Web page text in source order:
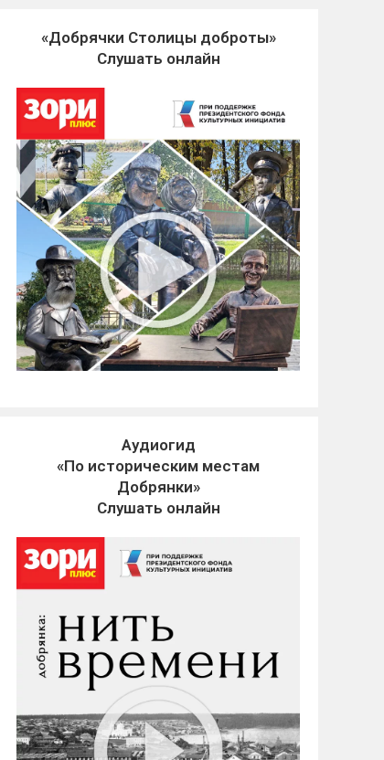
«Добрячки Столицы доброты»
Слушать онлайн
Аудиогид
«По историческим местам
Добрянки»
Слушать онлайн